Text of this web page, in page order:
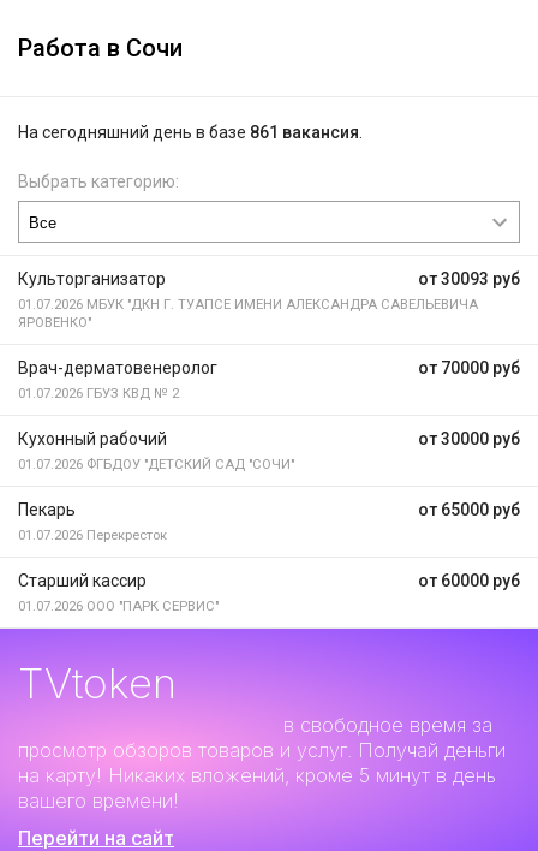
Работа в Сочи
На сегодняшний день в базе 861 вакансия
Выбрать категорию:
от 30093 руб
Культорганизатор
01.07.2026 МБУК "ДКН Г. ТУАПСЕ ИМЕНИ АЛЕКСАНДРА САВЕЛЬЕВИЧА
ЯРОВЕНКО"
от 70000 руб
Врач-дерматовенеролог
01.07.2026 ГБУЗ КВД № 2
от 30000 руб
Кухонный рабочий
01.07.2026 ФГБДОУ "ДЕТСКИЙ САД "СОЧИ"
от 65000 руб
Пекарь
01.07.2026 Перекресток
от 60000 руб
Старший кассир
01.07.2026 ООО "ПАРК СЕРВИС"
TVtoken
в свободное время за
просмотр обзоров товаров и услуг. Получай деньги
на карту! Никаких вложений, кроме 5 минут в день
вашего времени!
Перейти на сайт